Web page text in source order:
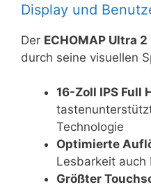
Display und
Der ECHOMAP Ultra
durch seine visuellen
16-Zoll IPS Full
Technologie
Optimierte
Lesbarkeit auch
Größter